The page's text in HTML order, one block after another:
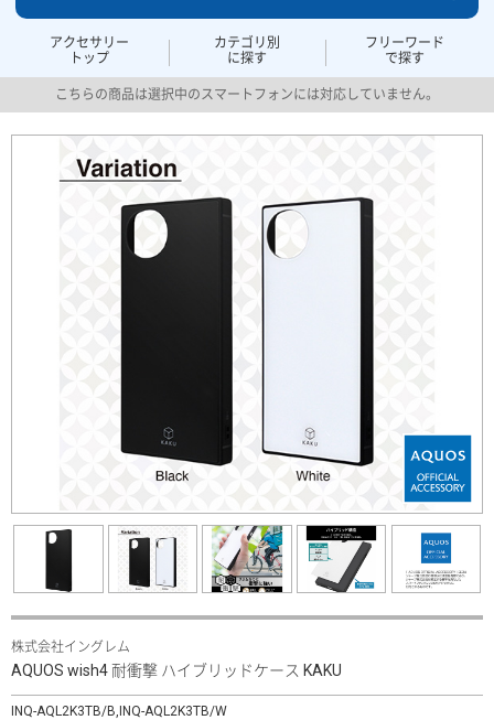
アクセサリー
トップ
カテゴリ別
に探す
フリーワード
で探す
こちらの商品は選択中のスマートフォンには対応していません。
株式会社イングレム
AQUOS wish4 耐衝撃 ハイブリッドケース KAKU
INQ-AQL2K3TB/B,INQ-AQL2K3TB/W